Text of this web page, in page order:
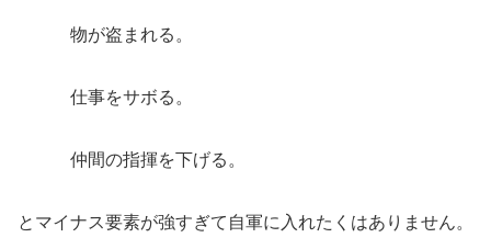
物が盗まれる。
仕事をサボる。
仲間の指揮を下げる。
とマイナス要素が強すぎて自軍に入れたくはありません。